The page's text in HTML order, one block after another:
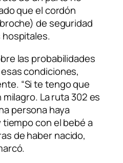
que el cordón
de seguridad
hospitales.
las probabilidades
condiciones,
“Si te tengo que
La ruta 302 es
persona haya
con el bebé a
de haber nacido,